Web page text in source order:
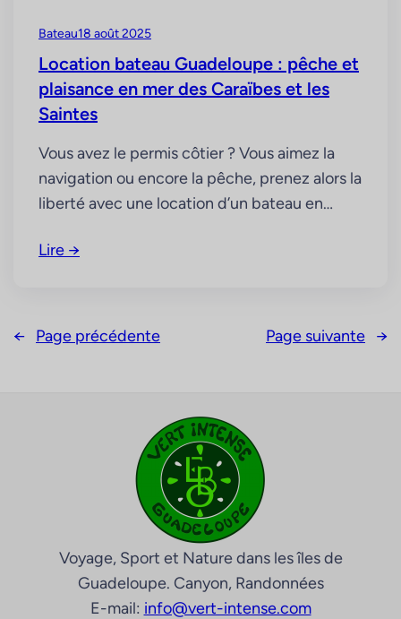
Bateau18 août 2025
Location bateau Guadeloupe : pêche et
plaisance en mer des Caraïbes et les
Saintes
Vous avez le permis côtier ? Vous aimez la
navigation ou encore la pêche, prenez alors la
liberté avec une location d’un bateau en
Caraïbes le long de la Basse-Terre. La Basse-
sous-le-Vent, pour une partie…
Lire →
← Page précédente Page suivante →
Voyage, Sport et Nature dans les îles de
Guadeloupe. Canyon, Randonnées
E-mail: info@vert-intense.com